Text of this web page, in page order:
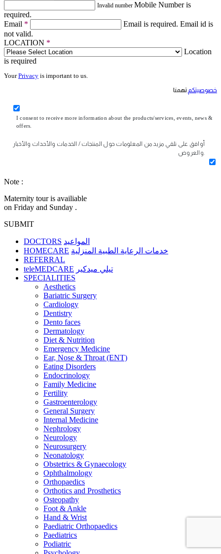
Invalid number Mobile Number is
required.
Email * Email is required. Email id is
not valid.
LOCATION *
Location
is required
YourPrivacy is important to us.
خصوصيتكم تهمنا
I consent to receive more information about the products/services, events, news &
offers.
أوافق على تلقي مزيد من المعلومات حول المنتجات / الخدمات والأحداث والأخبار
والعروض.
Note :
Maternity tour is availiable
on Friday and Sunday .
SUBMIT
DOCTORS المواعيد
HOMECARE خدمات الرعاية الطبية المنزلية
REFERRAL
teleMEDCARE تيلي ميدكير
SPECIALITIES
Aesthetics
Bariatric Surgery
Cardiology
Dentistry
Dento faces
Dermatology
Diet & Nutrition
Emergency Medicine
Ear, Nose & Throat (ENT)
Eating Disorders
Endocrinology
Family Medicine
Fertility
Gastroenterology
General Surgery
Internal Medicine
Nephrology
Neurology
Neurosurgery
Neonatology
Obstetrics & Gynaecology
Ophthalmology
Orthopaedics
Orthotics and Prosthetics
Osteopathy
Foot & Ankle
Hand & Wrist
Paediatric Orthopaedics
Paediatrics
Podiatric